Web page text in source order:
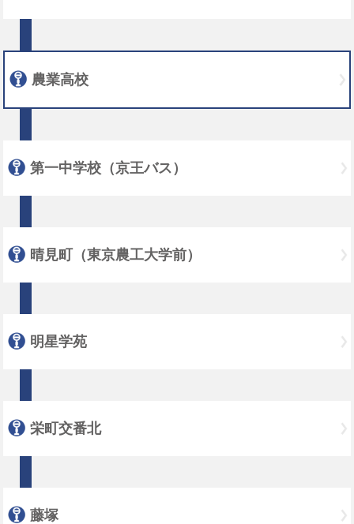
農業高校
第一中学校（京王バス）
晴見町（東京農工大学前）
明星学苑
栄町交番北
藤塚